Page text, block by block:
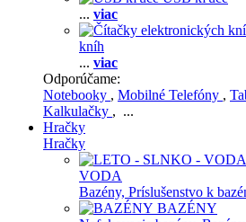
... viac
kníh
... viac
Odporúčame:
Notebooky , Mobilné Telefóny ,
Kalkulačky , ...
Hračky
Hračky
VODA
Bazény, Príslušenstvo k
BAZÉNY